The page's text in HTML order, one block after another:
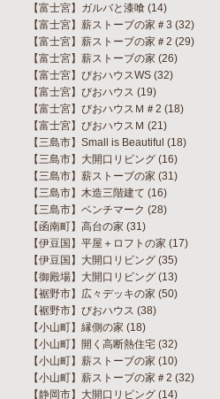
【富士宮】ガルバと漆喰 (14)
【富士宮】薪ストーブの家＃3 (32)
【富士宮】薪ストーブの家＃2 (29)
【富士宮】薪ストーブの家 (26)
【富士宮】びおハウスWS (32)
【富士宮】びおハウス (19)
【富士宮】びおハウスＭ＃2 (18)
【富士宮】びおハウスＭ (21)
【三島市】Small is Beautiful (18)
【三島市】大開口リビング (16)
【三島市】薪ストーブの家 (31)
【三島市】木造三階建て (16)
【三島市】ベンチマーク (28)
【函南町】高台の家 (31)
【伊豆国】平屋＋ロフトの家 (17)
【伊豆国】大開口リビング (35)
【御殿場】大開口リビング (13)
【裾野市】広々デッキの家 (50)
【裾野市】びおハウス (38)
【小山町】縁側の家 (18)
【小山町】開く高断熱住宅 (32)
【小山町】薪ストーブの家 (10)
【小山町】薪ストーブの家＃2 (32)
【静岡市】大開口リビング (14)